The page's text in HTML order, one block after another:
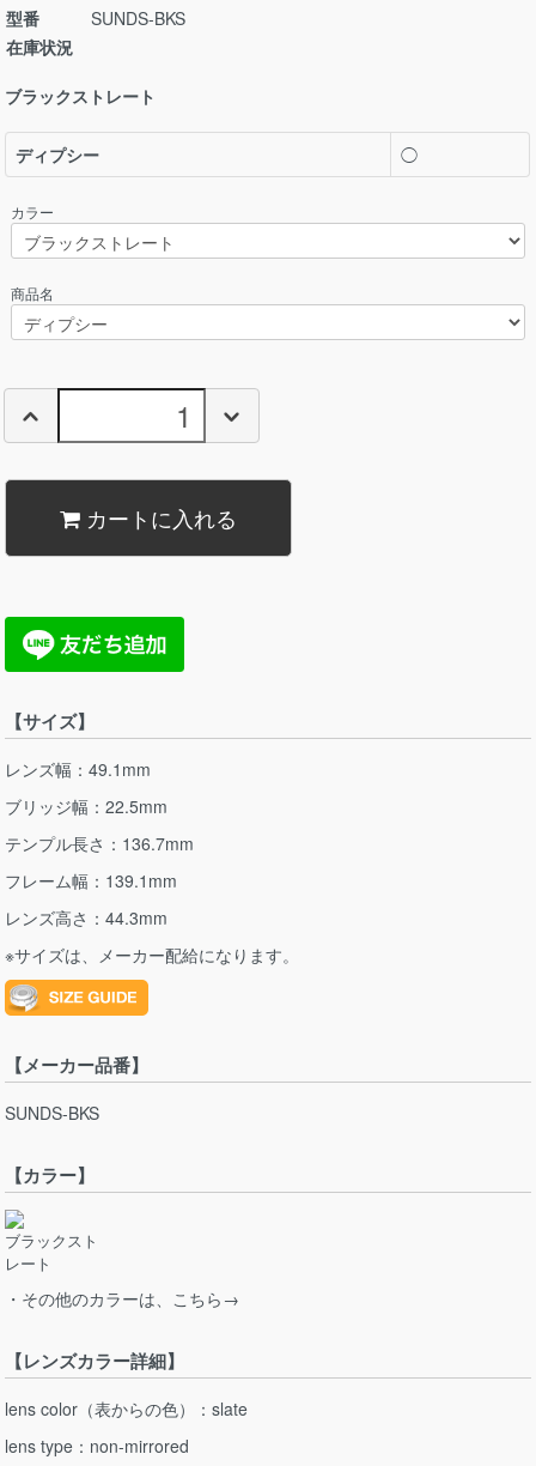
型番
SUNDS-BKS
在庫状況
ブラックストレート
ディプシー ◯
カラー
商品名
カートに入れる
【サイズ】
レンズ幅：49.1mm
ブリッジ幅：22.5mm
テンプル長さ：136.7mm
フレーム幅：139.1mm
レンズ高さ：44.3mm
※サイズは、メーカー配給になります。
【メーカー品番】
SUNDS-BKS
【カラー】
ブラックスト
レート
・その他のカラーは、こちら→
【レンズカラー詳細】
lens color（表からの色）：slate
lens type：non-mirrored